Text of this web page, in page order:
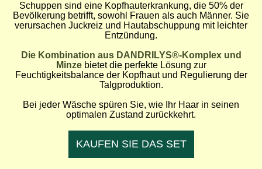
Schuppen sind eine Kopfhauterkrankung, die 50% der
Bevölkerung betrifft, sowohl Frauen als auch Männer. Sie
verursachen Juckreiz und Hautabschuppung mit leichter
Entzündung.
Die Kombination aus DANDRILYS®-Komplex und
Minzebietet die perfekte Lösung zur
Feuchtigkeitsbalance der Kopfhaut und Regulierung der
Talgproduktion.
Bei jeder Wäsche spüren Sie, wie Ihr Haar in seinen
optimalen Zustand zurückkehrt.
KAUFEN SIE DAS SET